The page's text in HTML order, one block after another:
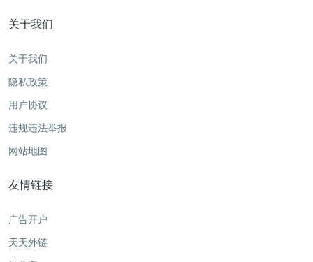
关于我们
关于我们
隐私政策
用户协议
违规违法举报
网站地图
友情链接
广告开户
天天外链